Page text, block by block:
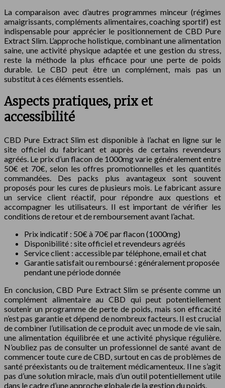
La comparaison avec d’autres programmes minceur (régimes
amaigrissants, compléments alimentaires, coaching sportif) est
indispensable pour apprécier le positionnement de CBD Pure
Extract Slim. L’approche holistique, combinant une alimentation
saine, une activité physique adaptée et une gestion du stress,
reste la méthode la plus efficace pour une perte de poids
durable. Le CBD peut être un complément, mais pas un
substitut à ces éléments essentiels.
Aspects pratiques, prix et
accessibilité
CBD Pure Extract Slim est disponible à l’achat en ligne sur le
site officiel du fabricant et auprès de certains revendeurs
agréés. Le prix d’un flacon de 1000mg varie généralement entre
50€ et 70€, selon les offres promotionnelles et les quantités
commandées. Des packs plus avantageux sont souvent
proposés pour les cures de plusieurs mois. Le fabricant assure
un service client réactif, pour répondre aux questions et
accompagner les utilisateurs. Il est important de vérifier les
conditions de retour et de remboursement avant l’achat.
Prix indicatif : 50€ à 70€ par flacon (1000mg)
Disponibilité : site officiel et revendeurs agréés
Service client : accessible par téléphone, email et chat
Garantie satisfait ou remboursé : généralement proposée
pendant une période donnée
En conclusion, CBD Pure Extract Slim se présente comme un
complément alimentaire au CBD qui peut potentiellement
soutenir un programme de perte de poids, mais son efficacité
n’est pas garantie et dépend de nombreux facteurs. Il est crucial
de combiner l’utilisation de ce produit avec un mode de vie sain,
une alimentation équilibrée et une activité physique régulière.
N’oubliez pas de consulter un professionnel de santé avant de
commencer toute cure de CBD, surtout en cas de problèmes de
santé préexistants ou de traitement médicamenteux. Il ne s’agit
pas d’une solution miracle, mais d’un outil potentiellement utile
dans le cadre d’une approche globale de la gestion du poids.